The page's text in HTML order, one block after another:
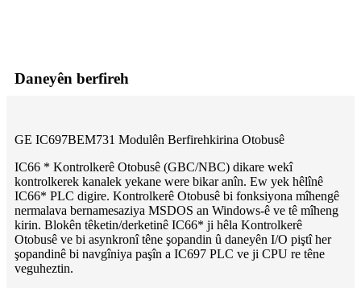
Daneyên berfireh
GE IC697BEM731 Modulên Berfirehkirina Otobusê
IC66 * Kontrolkerê Otobusê (GBC/NBC) dikare wekî
kontrolkerek kanalek yekane were bikar anîn. Ew yek hêlînê
IC66* PLC digire. Kontrolkerê Otobusê bi fonksiyona mîhengê
nermalava bernamesaziya MSDOS an Windows-ê ve tê mîheng
kirin. Blokên têketin/derketinê IC66* ji hêla Kontrolkerê
Otobusê ve bi asynkronî têne şopandin û daneyên I/O piştî her
şopandinê bi navgîniya paşîn a IC697 PLC ve ji CPU re têne
veguheztin.